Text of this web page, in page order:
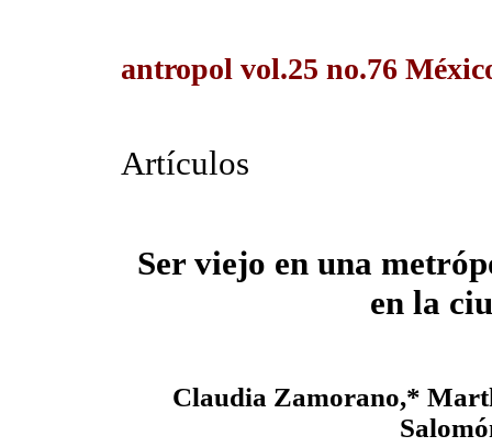
antropol vol.25 no.76
Artículos
Ser viejo en una
en la
Claudia Zamorano,*